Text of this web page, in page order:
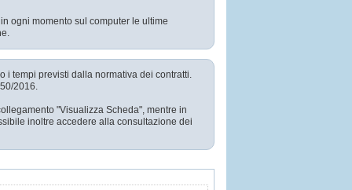
ogni momento sul computer le ultime
i tempi previsti dalla normativa dei contratti.
2016.
"Visualizza Scheda", mentre in
inoltre accedere alla consultazione dei